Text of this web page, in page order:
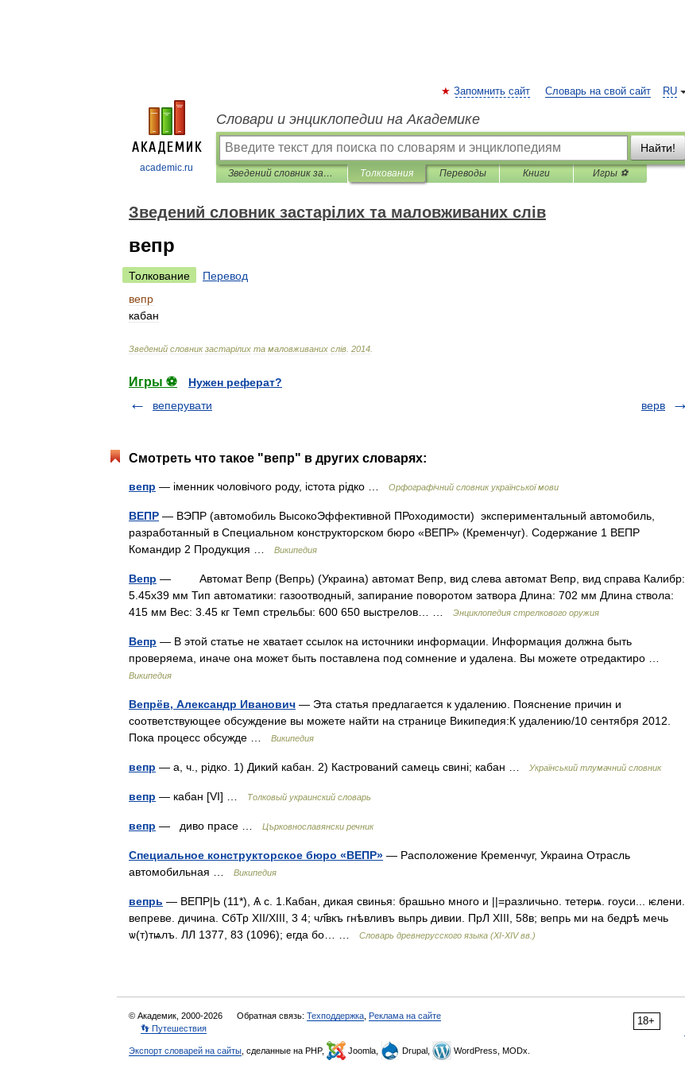
academic.ru
RU
Запомнить сайт Словарь на свой сайт
Словари и энциклопедии на Академике
Найти!
Зведений словник застарілих та маловживаних слів Толкования Переводы Книги Игры ⚽
Зведений словник застарілих та маловживаних слів
вепр
Толкование
Перевод
вепр
кабан
Зведений словник застарілих та маловживаних слів 2014
Игры ⚽
Нужен реферат?
веперувати
верв
Смотреть что такое "вепр" в других словарях:
вепр — іменник чоловічого роду, істота рідко … Орфографічний словник української мови
ВЕПР — ВЭПР (автомобиль ВысокоЭффективной ПРоходимости) экспериментальный автомобиль,
разработанный в Специальном конструкторском бюро «ВЕПР» (Кременчуг). Содержание 1 ВЕПР
Командир 2 Продукция …
Википедия
Вепр — Автомат Вепр (Вепрь) (Украина) автомат Вепр, вид слева автомат Вепр, вид справа Калибр:
5.45x39 мм Тип автоматики: газоотводный, запирание поворотом затвора Длина: 702 мм Длина ствола:
415 мм Вес: 3.45 кг Темп стрельбы: 600 650 выстрелов… …
Энциклопедия стрелкового оружия
Вепр — В этой статье не хватает ссылок на источники информации. Информация должна быть
проверяема, иначе она может быть поставлена под сомнение и удалена. Вы можете отредактиро …
Википедия
Вепрёв, Александр Иванович — Эта статья предлагается к удалению. Пояснение причин и
соответствующее обсуждение вы можете найти на странице Википедия:К удалению/10 сентября 2012.
Пока процесс обсужде …
Википедия
вепр — а, ч., рідко. 1) Дикий кабан. 2) Кастрований самець свині; кабан … Український тлумачний словник
вепр — кабан [VI] … Толковый украинский словарь
вепр — диво прасе … Църковнославянски речник
Специальное конструкторское бюро «ВЕПР» — Расположение Кременчуг, Украина Отрасль
автомобильная …
Википедия
вепрь — ВЕПР|Ь (11*), Ѧ с. 1.Кабан, дикая свинья: брашьно много и ||=различьно. тетерѩ. гоуси... ѥлени.
вепреве. дичина. СбТр XII/XIII, 3 4; чл҃вкъ гнѣвливъ вьпрь дивии. ПрЛ XIII, 58в; вепрь ми на бедрѣ мечь
ѡ(т)тѩлъ. ЛЛ 1377, 83 (1096); егда бо… …
Словарь древнерусского языка (XI-XIV вв.)
18+
© Академик, 2000-2026 Обратная связь: Техподдержка Реклама на сайте
👣 Путешествия
Экспорт словарей на сайты , сделанные на PHP, Joomla, Drupal, WordPress, MODx.